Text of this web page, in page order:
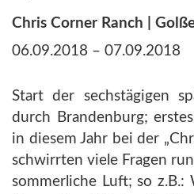
Chris Corner Ranch |
06.09.2018 – 07.09.2018
Start der sechstägigen
durch Brandenburg;
in diesem Jahr bei der
schwirrten viele Fragen
sommerliche Luft; so